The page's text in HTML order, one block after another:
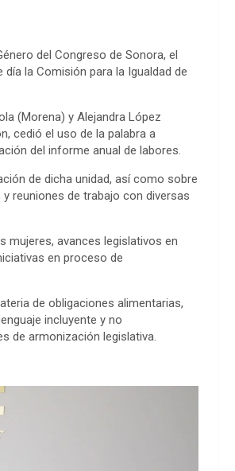
del Congreso de Sonora, el
la Comisión para la Igualdad de
(Morena) y Alejandra López
cedió el uso de la palabra a
del informe anual de labores.
de dicha unidad, así como sobre
reuniones de trabajo con diversas
mujeres, avances legislativos en
en proceso de
de obligaciones alimentarias,
incluyente y no
de armonización legislativa.